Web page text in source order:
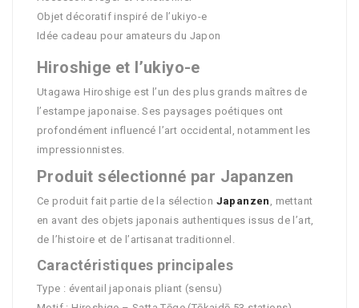
Objet décoratif inspiré de l’ukiyo-e
Idée cadeau pour amateurs du Japon
Hiroshige et l’ukiyo-e
Utagawa Hiroshige est l’un des plus grands maîtres de
l’estampe japonaise. Ses paysages poétiques ont
profondément influencé l’art occidental, notamment les
impressionnistes.
Produit sélectionné par Japanzen
Ce produit fait partie de la sélection Japanzen , mettant
en avant des objets japonais authentiques issus de l’art,
de l’histoire et de l’artisanat traditionnel.
Caractéristiques principales
Type : éventail japonais pliant (sensu)